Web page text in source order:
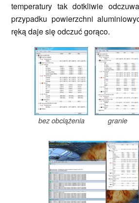
temperatury tak dotkliwie
przypadku powierzchni
ręką daje się odczuć gorąco.
bez obciążenia granie